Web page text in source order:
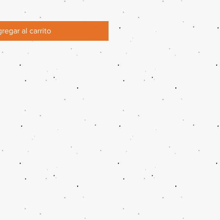
al carrito